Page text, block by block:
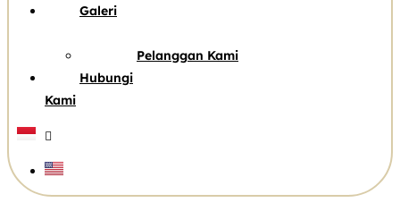
Galeri
Pelanggan Kami
Hubungi
Kami